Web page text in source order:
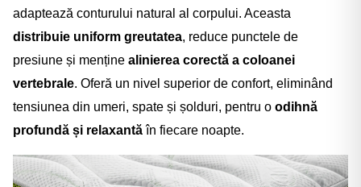
adaptează conturului natural al corpului. Aceasta
distribuie uniform greutatea, reduce punctele de
presiune și menține alinierea corectă a coloanei
vertebrale. Oferă un nivel superior de confort, eliminând
tensiunea din umeri, spate și șolduri, pentru o odihnă
profundă și relaxantăîn fiecare noapte.